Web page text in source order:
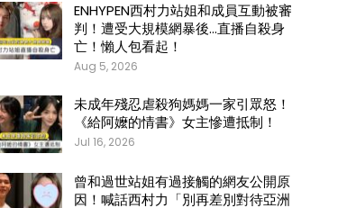
ENHYPEN西村力站姐和成員互動被審
判！遭受大規模網暴後…直播自殺身
亡！懶人包看起！
Aug 5, 2026
未成年殘忍虐殺狗媽媽一家引眾怒！
《給阿嬤的情書》女主慘遭抵制！
Jul 16, 2026
曾和過世站姐有過接觸的網友公開原
因！喊話西村力「別再差別對待亞洲